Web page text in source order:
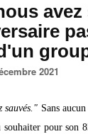
2021
sauvés." Sans
souhaiter pour son